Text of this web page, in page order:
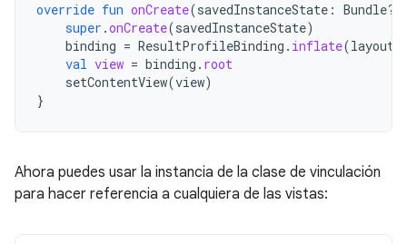
override fun onCreate(savedInstanceState : Bundle?)
super .onCreate(savedInstanceState)
binding = ResultProfileBinding . inflate(
val view = binding . root
setContentView(view)
}
Ahora puedes usar la instancia de la clase de vinculación
para hacer referencia a cualquiera de las vistas: